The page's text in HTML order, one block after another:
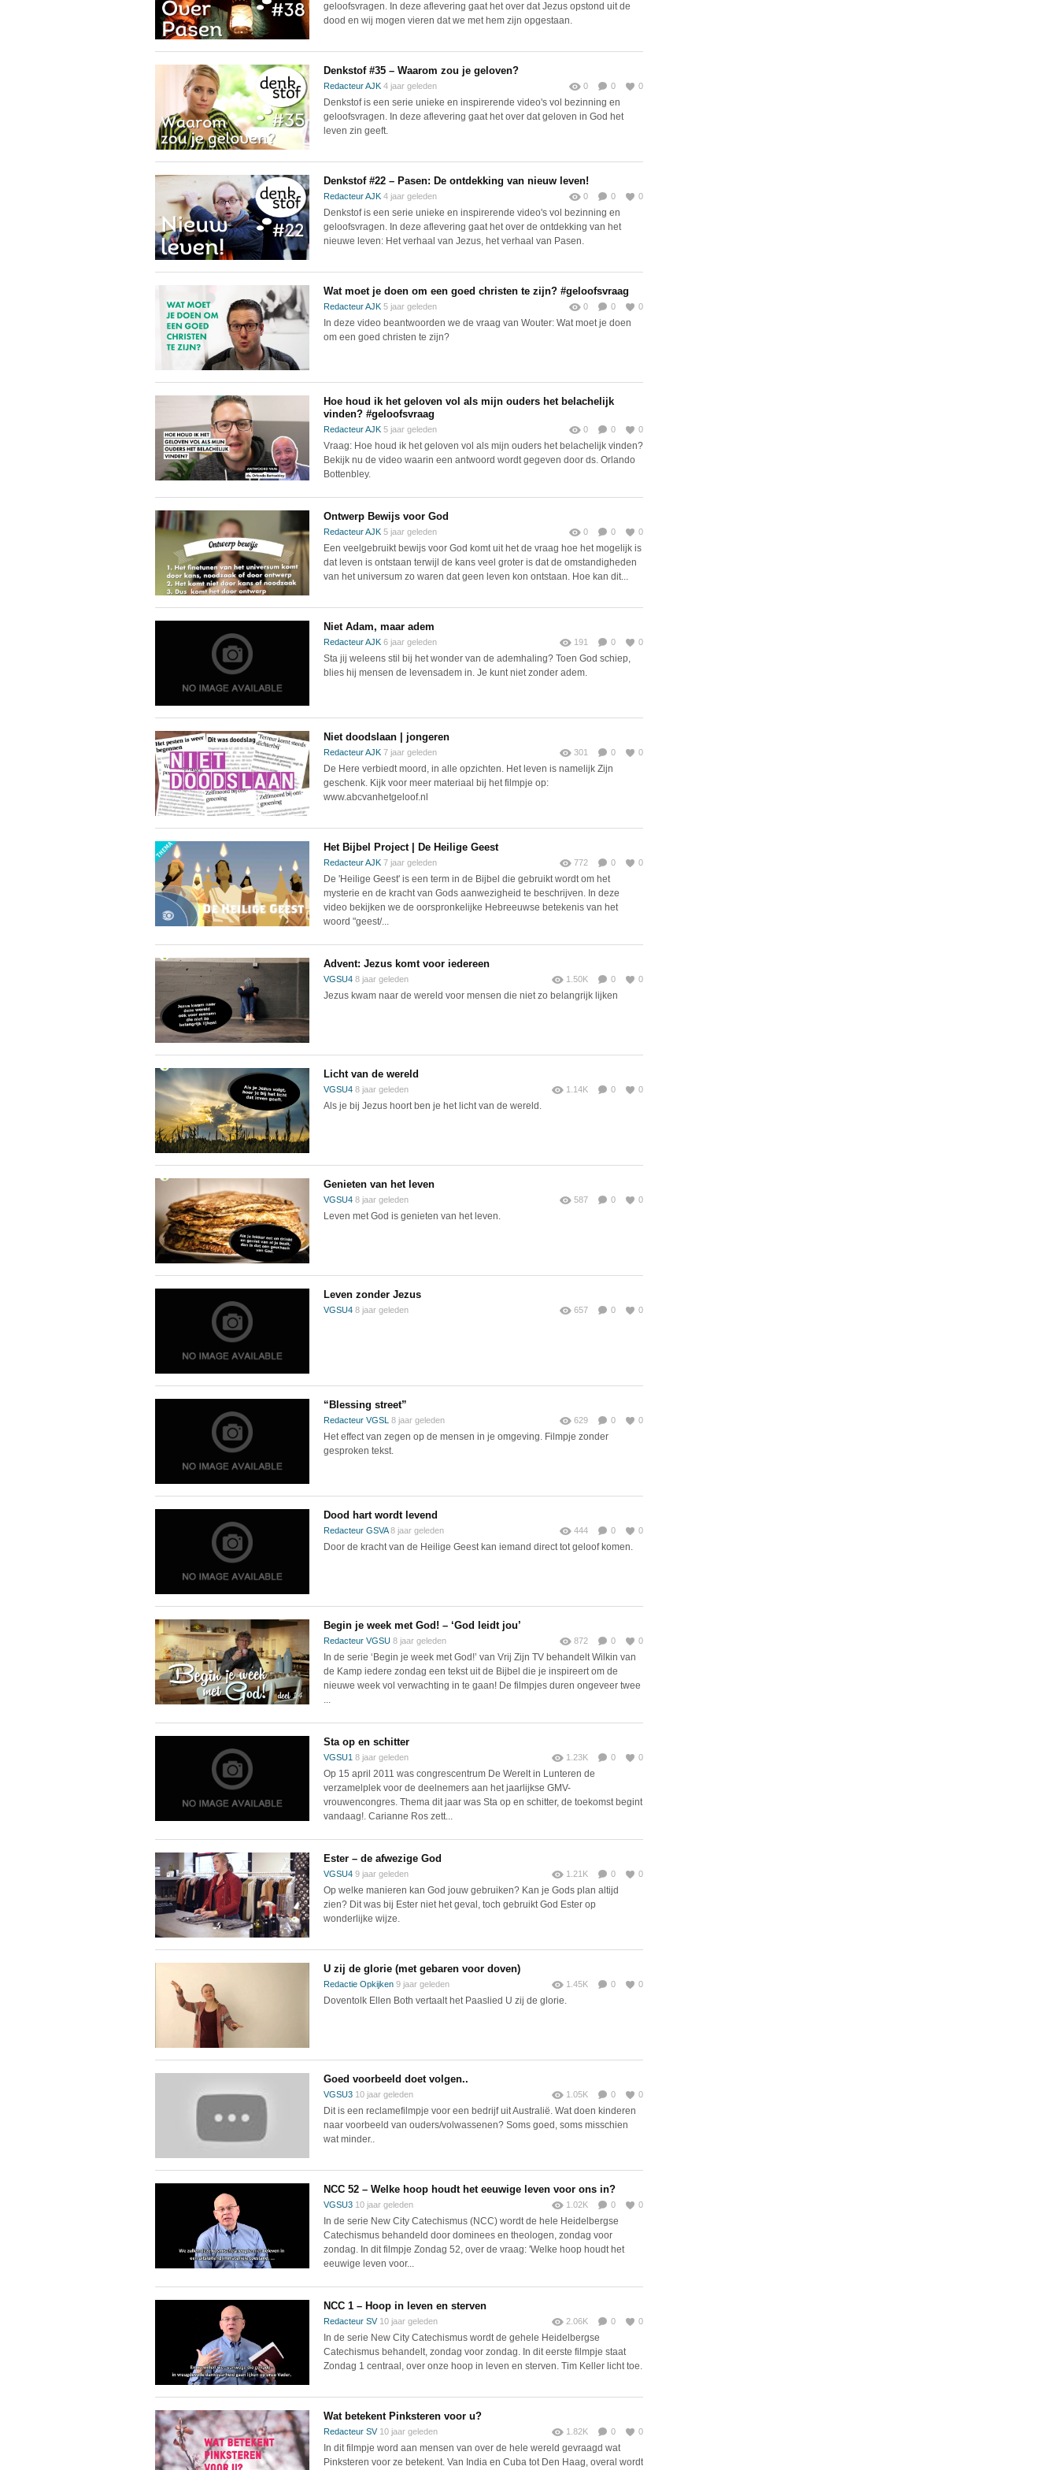
geloofsvragen. In deze aflevering gaat het over dat Jezus opstond uit de
dood en wij mogen vieren dat we met hem zijn opgestaan.
Denkstof #35 – Waarom zou je geloven?
Redacteur AJK 4 jaar geleden 0 0 0
Denkstof is een serie unieke en inspirerende video's vol bezinning en
geloofsvragen. In deze aflevering gaat het over dat geloven in God het
leven zin geeft.
Denkstof #22 – Pasen: De ontdekking van nieuw leven!
Redacteur AJK 4 jaar geleden 0 0 0
Denkstof is een serie unieke en inspirerende video's vol bezinning en
geloofsvragen. In deze aflevering gaat het over de ontdekking van het
nieuwe leven: Het verhaal van Jezus, het verhaal van Pasen.
Wat moet je doen om een goed christen te zijn? #geloofsvraag
Redacteur AJK 5 jaar geleden 0 0 0
In deze video beantwoorden we de vraag van Wouter: Wat moet je doen
om een goed christen te zijn?
Hoe houd ik het geloven vol als mijn ouders het belachelijk
vinden? #geloofsvraag​
Redacteur AJK 5 jaar geleden 0 0 0
Vraag: Hoe houd ik het geloven vol als mijn ouders het belachelijk vinden?
Bekijk nu de video waarin een antwoord wordt gegeven door ds. Orlando
Bottenbley.
Ontwerp Bewijs voor God
Redacteur AJK 5 jaar geleden 0 0 0
Een veelgebruikt bewijs voor God komt uit het de vraag hoe het mogelijk is
dat leven is ontstaan terwijl de kans veel groter is dat de omstandigheden
van het universum zo waren dat geen leven kon ontstaan. Hoe kan dit...
Niet Adam, maar adem
Redacteur AJK 6 jaar geleden 191 0 0
Sta jij weleens stil bij het wonder van de ademhaling? Toen God schiep,
blies hij mensen de levensadem in. Je kunt niet zonder adem.
Niet doodslaan | jongeren
Redacteur AJK 7 jaar geleden 301 0 0
De Here verbiedt moord, in alle opzichten. Het leven is namelijk Zijn
geschenk. Kijk voor meer materiaal bij het filmpje op:
www.abcvanhetgeloof.nl
Het Bijbel Project | De Heilige Geest
Redacteur AJK 7 jaar geleden 772 0 0
De 'Heilige Geest' is een term in de Bijbel die gebruikt wordt om het
mysterie en de kracht van Gods aanwezigheid te beschrijven. In deze
video bekijken we de oorspronkelijke Hebreeuwse betekenis van het
woord "geest/...
Advent: Jezus komt voor iedereen
VGSU4 8 jaar geleden 1.50K 0 0
Jezus kwam naar de wereld voor mensen die niet zo belangrijk lijken
Licht van de wereld
VGSU4 8 jaar geleden 1.14K 0 0
Als je bij Jezus hoort ben je het licht van de wereld.
Genieten van het leven
VGSU4 8 jaar geleden 587 0 0
Leven met God is genieten van het leven.
Leven zonder Jezus
VGSU4 8 jaar geleden 657 0 0
“Blessing street”
Redacteur VGSL 8 jaar geleden 629 0 0
Het effect van zegen op de mensen in je omgeving. Filmpje zonder
gesproken tekst.
Dood hart wordt levend
Redacteur GSVA 8 jaar geleden 444 0 0
Door de kracht van de Heilige Geest kan iemand direct tot geloof komen.
Begin je week met God! – ‘God leidt jou’
Redacteur VGSU 8 jaar geleden 872 0 0
In de serie ‘Begin je week met God!’ van Vrij Zijn TV behandelt Wilkin van
de Kamp iedere zondag een tekst uit de Bijbel die je inspireert om de
nieuwe week vol verwachting in te gaan! De filmpjes duren ongeveer twee
...
Sta op en schitter
VGSU1 8 jaar geleden 1.23K 0 0
Op 15 april 2011 was congrescentrum De Werelt in Lunteren de
verzamelplek voor de deelnemers aan het jaarlijkse GMV-
vrouwencongres. Thema dit jaar was Sta op en schitter, de toekomst begint
vandaag!. Carianne Ros zett...
Ester – de afwezige God
VGSU4 9 jaar geleden 1.21K 0 0
Op welke manieren kan God jouw gebruiken? Kan je Gods plan altijd
zien? Dit was bij Ester niet het geval, toch gebruikt God Ester op
wonderlijke wijze.
U zij de glorie (met gebaren voor doven)
Redactie Opkijken 9 jaar geleden 1.45K 0 0
Doventolk Ellen Both vertaalt het Paaslied U zij de glorie.
Goed voorbeeld doet volgen..
VGSU3 10 jaar geleden 1.05K 0 0
Dit is een reclamefilmpje voor een bedrijf uit Australië. Wat doen kinderen
naar voorbeeld van ouders/volwassenen? Soms goed, soms misschien
wat minder..
NCC 52 – Welke hoop houdt het eeuwige leven voor ons in?
VGSU3 10 jaar geleden 1.02K 0 0
In de serie New City Catechismus (NCC) wordt de hele Heidelbergse
Catechismus behandeld door dominees en theologen, zondag voor
zondag. In dit filmpje Zondag 52, over de vraag: 'Welke hoop houdt het
eeuwige leven voor...
NCC 1 – Hoop in leven en sterven
Redacteur SV 10 jaar geleden 2.06K 0 0
In de serie New City Catechismus wordt de gehele Heidelbergse
Catechismus behandelt, zondag voor zondag. In dit eerste filmpje staat
Zondag 1 centraal, over onze hoop in leven en sterven. Tim Keller licht toe.
Wat betekent Pinksteren voor u?
Redacteur SV 10 jaar geleden 1.82K 0 0
In dit filmpje word aan mensen van over de hele wereld gevraagd wat
Pinksteren voor ze betekent. Van India en Cuba tot Den Haag, overal wordt